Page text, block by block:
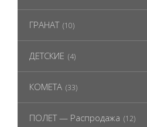
ГРАНАТ (10)
ДЕТСКИЕ (4)
КОМЕТА (33)
ПОЛЕТ — Распродажа (12)